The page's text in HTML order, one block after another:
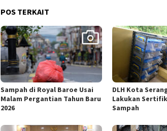
POS TERKAIT
Sampah di Royal Baroe Usai
Malam Pergantian Tahun Baru
2026
DLH Kota
Lakukan
Sampah